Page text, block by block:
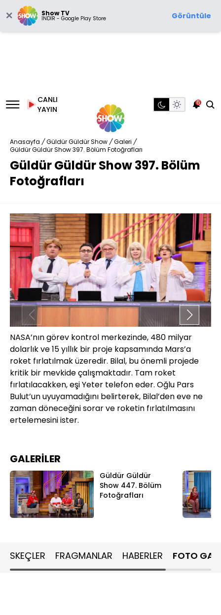
Show TV
İNDİR - Google Play Store Görüntüle
CANLI
YAYIN
6
Anasayfa / Güldür Güldür Show / Galeri /
Güldür Güldür Show 397. Bölüm Fotoğrafları
Güldür Güldür Show 397. Bölüm
Fotoğrafları
NASA’nın görev kontrol merkezinde, 480 milyar
dolarlık ve 15 yıllık bir proje kapsamında Mars’a
roket fırlatılmak üzeredir. Bilal, bu önemli projede
kritik bir mevkide çalışmaktadır. Tam roket
fırlatılacakken, eşi Yeter telefon eder. Oğlu Pars
Bulut’un uyuyamadığını belirterek, Bilal’den eve ne
zaman döneceğini sorar ve roketin fırlatılmasını
ertelemesini ister.
GALERİLER
Güldür Güldür
Show 447. Bölüm
Fotoğrafları
SKEÇLER FRAGMANLAR HABERLER FOTO